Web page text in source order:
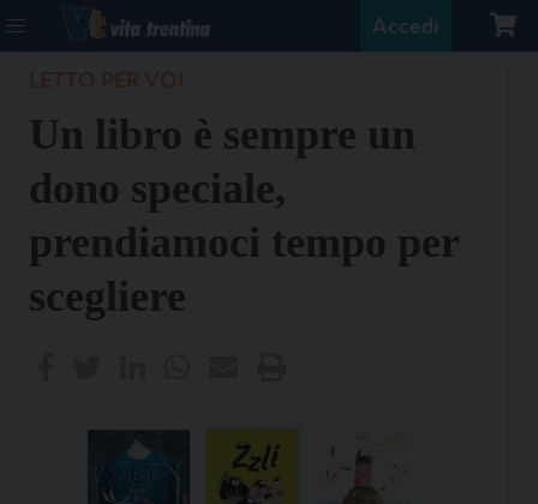
Accedi
Un libro è sempre un
dono speciale,
prendiamoci tempo per
scegliere